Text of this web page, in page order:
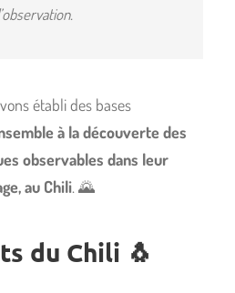
établi des bases
à la découverte des
observables dans leur
au Chili. 🌄
du Chili 🐧